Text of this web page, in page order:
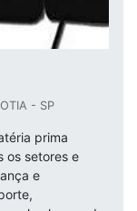
- SP
prima
os setores e
e